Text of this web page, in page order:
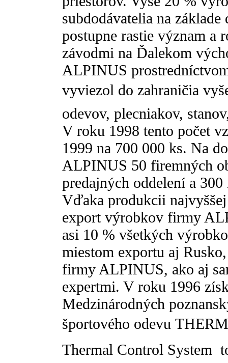
subdodávatelia na
postupne rastie význam a
závodmi na Ďalekom
ALPINUS
vyviezol do zahraničia
odevov, plecniakov,
V roku 1998 tento počet
1999 na 700 000 ks. Na
ALPINUS 50 firemných
predajných oddelení a
Vďaka produkcii
export výrobkov firmy
asi 10 % všetkých
miestom exportu aj
firmy ALPINUS, ako aj
expertmi. V roku 1996
Medzinárodných
športového odevu
Thermal Control System 